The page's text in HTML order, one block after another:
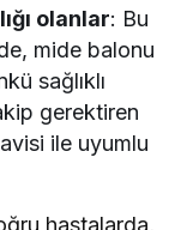
olanlar: Bu
mide balonu
sağlıklı
gerektiren
ile uyumlu
hastalarda,